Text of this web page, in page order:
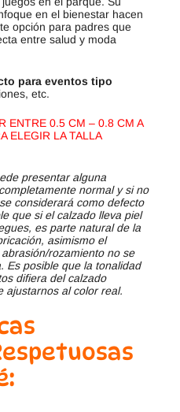
en el bienestar hacen
opción para padres que
entre salud y moda
para eventos tipo
etc.
ENTRE 0.5 CM – 0.8 CM A
ELEGIR LA TALLA
presentar alguna
normal y si no
considerará como defecto
que si el calzado lleva piel
es parte natural de la
asimismo el
rozamiento no se
Es posible que la tonalidad
difiera del calzado
ajustarnos al color real.
: